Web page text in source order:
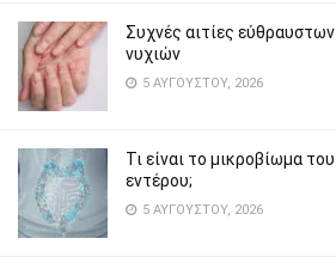
Συχνές αιτίες εύθραυστων
νυχιών
5 ΑΥΓΟΎΣΤΟΥ, 2026
Τι είναι το μικροβίωμα του
εντέρου;
5 ΑΥΓΟΎΣΤΟΥ, 2026